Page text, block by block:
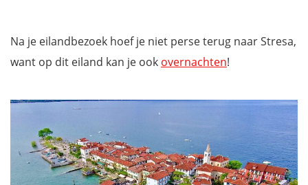
Na je eilandbezoek hoef je niet perse terug naar Stresa,
want op dit eiland kan je ook overnachten!